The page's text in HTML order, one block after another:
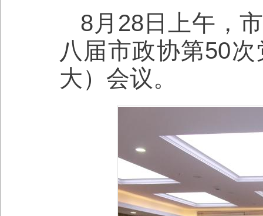
8月28日上午，
八届市政协第50
大）会议。